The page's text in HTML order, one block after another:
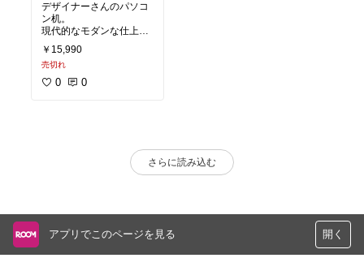
デザイナーさんのパソコ
ン机。
現代的なモダンな仕上が
り(｡>∀<｡)
￥15,990
売切れ
0 0
さらに読み込む
アプリでこのページを見る 開く